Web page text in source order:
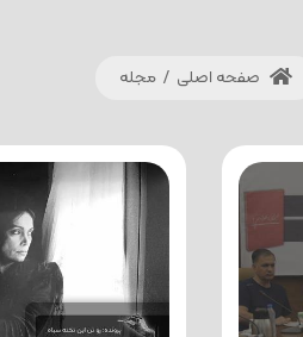
صفحه اصلی / مجله